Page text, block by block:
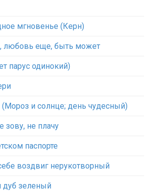
мгновенье (Керн)
любовь еще, быть может
парус одинокий)
и солнце; день чудесный)
зову, не плачу
паспорте
воздвиг нерукотворный
дуб зеленый